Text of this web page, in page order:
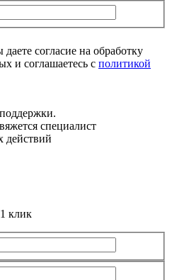
согласие на обработку
и соглашаетесь с политикой
специалист
действий
клик